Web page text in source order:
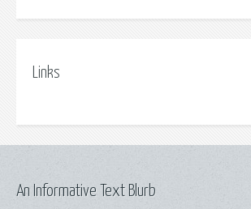
Links
An Informative Text Blurb